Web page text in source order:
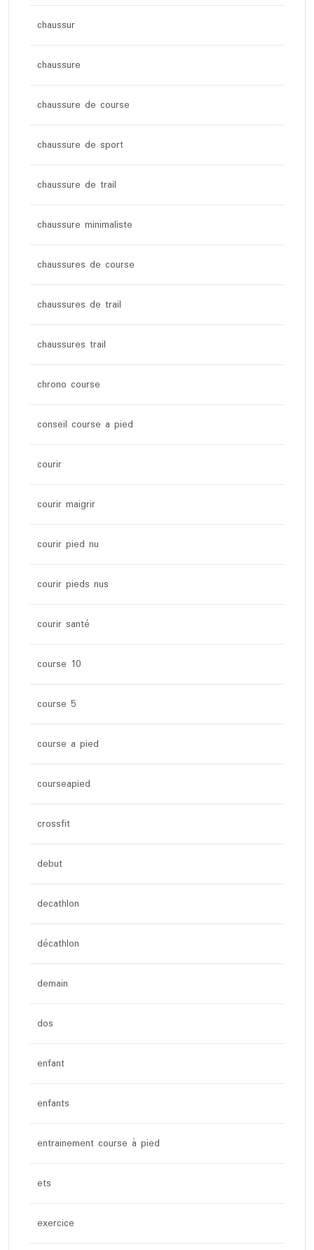
chaussur
chaussure
chaussure de course
chaussure de sport
chaussure de trail
chaussure minimaliste
chaussures de course
chaussures de trail
chaussures trail
chrono course
conseil course a pied
courir
courir maigrir
courir pied nu
courir pieds nus
courir santé
course 10
course 5
course a pied
courseapied
crossfit
debut
decathlon
décathlon
demain
dos
enfant
enfants
entrainement course à pied
ets
exercice